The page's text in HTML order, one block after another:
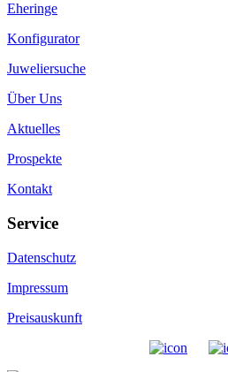
Eheringe
Konfigurator
Juweliersuche
Über Uns
Aktuelles
Prospekte
Kontakt
Service
Datenschutz
Impressum
Preisauskunft